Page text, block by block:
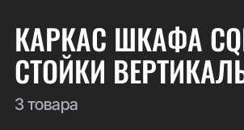
КАРКАС ШКАФА
СТОЙКИ
3 товара